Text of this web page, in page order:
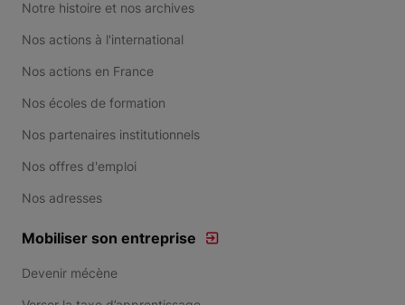
Notre histoire et nos archives
Nos actions à l'international
Nos actions en France
Nos écoles de formation
Nos partenaires institutionnels
Nos offres d'emploi
Nos adresses
Mobiliser son entreprise
Devenir mécène